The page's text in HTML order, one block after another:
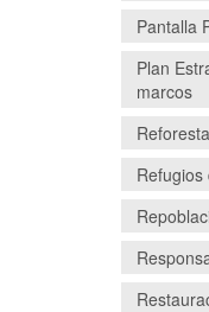
Pantalla
Plan
marcos
Refugios